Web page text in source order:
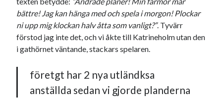
Egna länkar
Bokstävlar & AI – mitt levebröd. Gå en kurs!
Den stora bloggläsarvärvsveckan
Köttfärslimpan på allas läppar
Länkskolan
Lotten som Sommarpratare (i fantasin alltså: grupp på FB)
bättre! Jag kan hänga med och spela i morgon! Plockar
ni upp mig klockan halv åtta som vanligt?”. Tyvärr
förstod jag inte det, och vi åkte till Katrineholm utan den
i gathörnet väntande, stackars spelaren.
företgt har 2 nya utländksa
anställda sedan vi gjorde planderna